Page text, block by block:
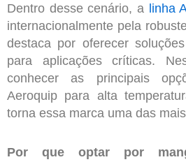
Dentro desse cenário, a linha
internacionalmente pela
destaca por oferecer
para aplicações críticas.
conhecer as principais
Aeroquip para alta
torna essa marca uma das
Por que optar por